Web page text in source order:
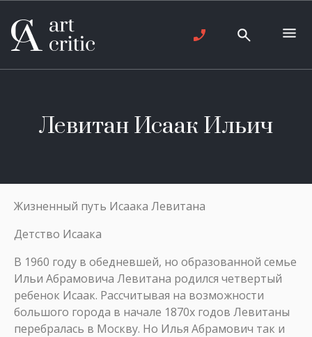
Левитан Исаак Ильич
Жизненный путь Исаака Левитана
Детство Исаака
В 1960 году в обедневшей, но образованной семье
Ильи Абрамовича Левитана родился четвертый
ребенок Исаак. Рассчитывая на возможности
большого города в начале 1870х годов Левитаны
перебралась в Москву. Но Илья Абрамович так и